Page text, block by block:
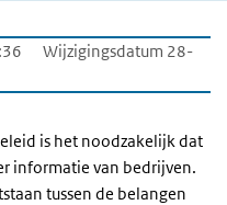
Wijzigingsdatum 28-
is het noodzakelijk dat
informatie van bedrijven.
tussen de belangen